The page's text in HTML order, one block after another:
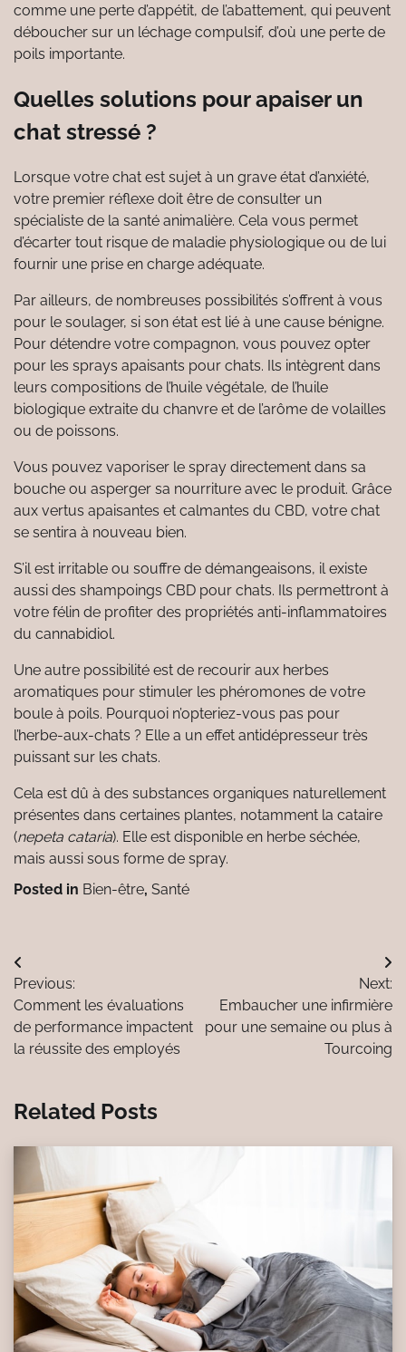
comme une perte d’appétit, de l’abattement, qui peuvent
déboucher sur un léchage compulsif, d’où une perte de
poils importante.
Quelles solutions pour apaiser un
chat stressé ?
Lorsque votre chat est sujet à un grave état d’anxiété,
votre premier réflexe doit être de consulter un
spécialiste de la santé animalière. Cela vous permet
d’écarter tout risque de maladie physiologique ou de lui
fournir une prise en charge adéquate.
Par ailleurs, de nombreuses possibilités s’offrent à vous
pour le soulager, si son état est lié à une cause bénigne.
Pour détendre votre compagnon, vous pouvez opter
pour les sprays apaisants pour chats. Ils intègrent dans
leurs compositions de l’huile végétale, de l’huile
biologique extraite du chanvre et de l’arôme de volailles
ou de poissons.
Vous pouvez vaporiser le spray directement dans sa
bouche ou asperger sa nourriture avec le produit. Grâce
aux vertus apaisantes et calmantes du CBD, votre chat
se sentira à nouveau bien.
S’il est irritable ou souffre de démangeaisons, il existe
aussi des shampoings CBD pour chats. Ils permettront à
votre félin de profiter des propriétés anti-inflammatoires
du cannabidiol.
Une autre possibilité est de recourir aux herbes
aromatiques pour stimuler les phéromones de votre
boule à poils. Pourquoi n’opteriez-vous pas pour
l’herbe-aux-chats ? Elle a un effet antidépresseur très
puissant sur les chats.
Cela est dû à des substances organiques naturellement
présentes dans certaines plantes, notamment la cataire
(nepeta cataria). Elle est disponible en herbe séchée,
mais aussi sous forme de spray.
Posted in Bien-être, Santé
Navigation
de
l’article
Previous:
Comment les évaluations
de performance impactent
la réussite des employés
Next:
Embaucher une infirmière
pour une semaine ou plus à
Tourcoing
Related Posts